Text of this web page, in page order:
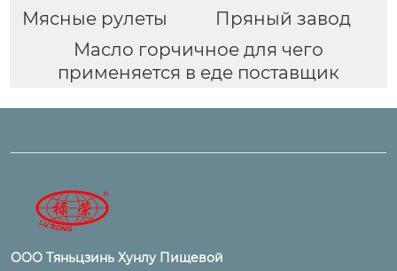
Мясные рулеты
Пряный завод
Масло горчичное для чего
применяется в еде поставщик
ООО Тяньцзинь Хунлу Пищевой